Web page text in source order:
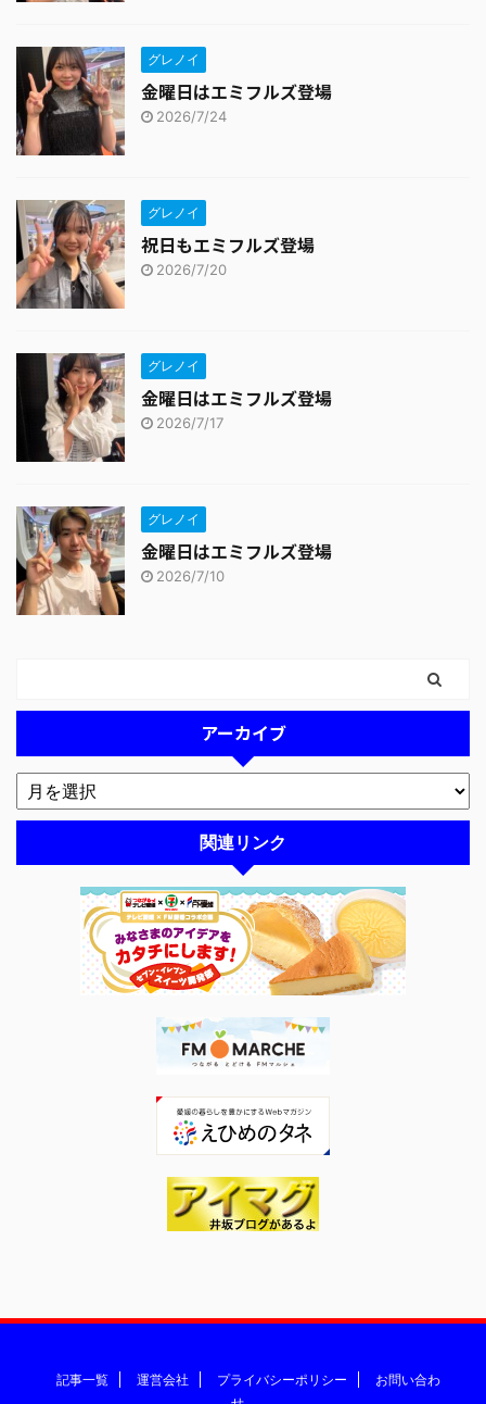
グレノイ
金曜日はエミフルズ登場
2026/7/24
グレノイ
祝日もエミフルズ登場
2026/7/20
グレノイ
金曜日はエミフルズ登場
2026/7/17
グレノイ
金曜日はエミフルズ登場
2026/7/10
アーカイブ
関連リンク
記事一覧 運営会社 プライバシーポリシー
お問い合わ